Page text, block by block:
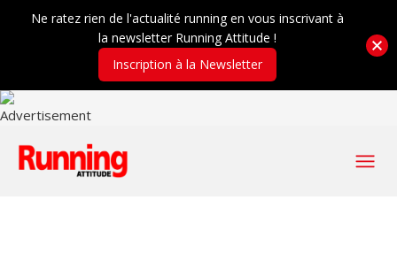
Ne ratez rien de l'actualité running en vous inscrivant à
la newsletter Running Attitude !
Inscription à la Newsletter